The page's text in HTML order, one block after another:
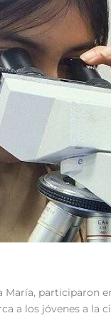
participaron
a los jóvenes a la